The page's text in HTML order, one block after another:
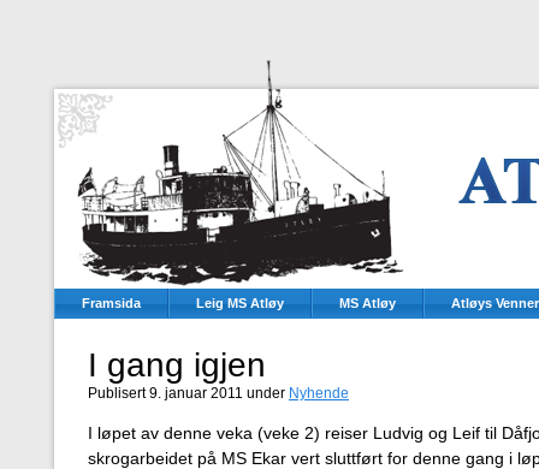
Framsida Leig MS Atløy MS Atløy Atløys Venner
I gang igjen
Publisert 9. januar 2011 under Nyhende
I løpet av denne veka (veke 2) reiser Ludvig og Leif til
skrogarbeidet på MS Ekar vert sluttført for denne gang i